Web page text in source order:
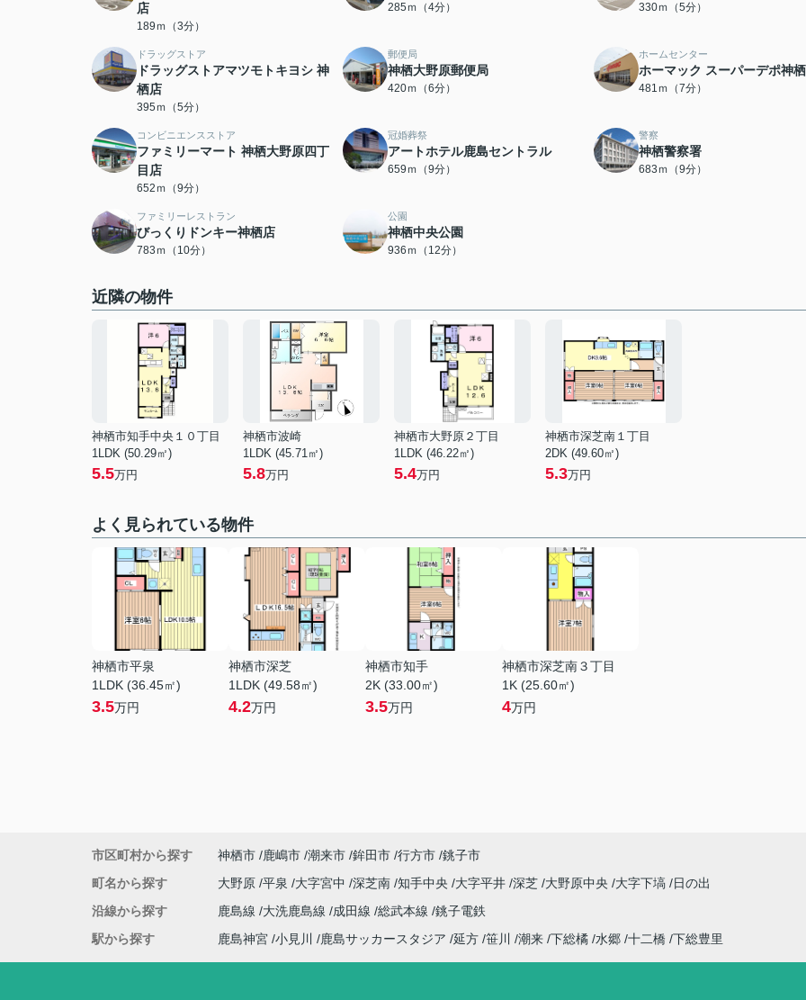
店
189ｍ（3分）
285ｍ（4分） 330ｍ（5分）
ドラッグストア
ドラッグストアマツモトキヨシ 神
栖店
395ｍ（5分）
郵便局
神栖大野原郵便局
420ｍ（6分）
ホームセンター
ホーマック スーパーデポ神
481ｍ（7分）
コンビニエンスストア
ファミリーマート 神栖大野原四丁
目店
652ｍ（9分）
冠婚葬祭
アートホテル鹿島セントラル
659ｍ（9分）
警察
神栖警察署
683ｍ（9分）
ファミリーレストラン
びっくりドンキー神栖店
783ｍ（10分）
公園
神栖中央公園
936ｍ（12分）
近隣の物件
神栖市知手中央１０丁目
1LDK (50.29㎡)
5.5万円
神栖市波崎
1LDK (45.71㎡)
5.8万円
神栖市大野原２丁目
1LDK (46.22㎡)
5.4万円
神栖市深芝南１丁目
2DK (49.60㎡)
5.3万円
よく見られている物件
神栖市平泉
1LDK (36.45㎡)
3.5万円
神栖市深芝
1LDK (49.58㎡)
4.2万円
神栖市知手
2K (33.00㎡)
3.5万円
神栖市深芝南３丁目
1K (25.60㎡)
4万円
市区町村から探す 神栖市 鹿嶋市 潮来市 鉾田市 行方市 銚子市
町名から探す
大野原 平泉 大字宮中 深芝南 知手中央 大字平井 深芝 大野原中央 大字下塙
日の出
沿線から探す
鹿島線 大洗鹿島線 成田線 総武本線 銚子電鉄
駅から探す
鹿島神宮 小見川 鹿島サッカースタジア 延方 笹川 潮来 下総橘 水郷 十二橋 下総豊里